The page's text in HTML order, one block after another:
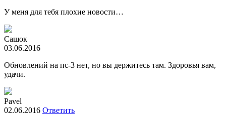
У меня для тебя плохие новости…
Сашок
03.06.2016
Обновлений на пс-3 нет, но вы держитесь там. Здоровья вам,
удачи.
Pavel
02.06.2016 Ответить